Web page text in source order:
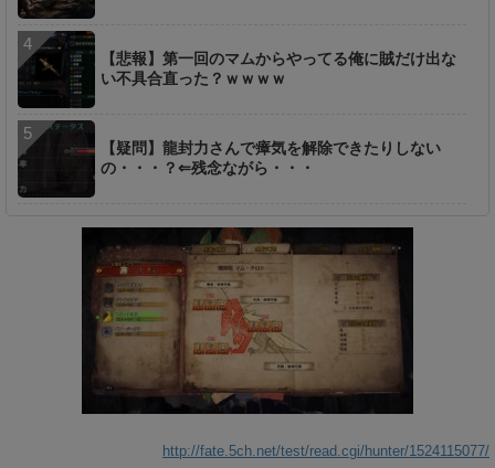
【悲報】第一回のマムからやってる俺に賊だけ出な
い不具合直った？ｗｗｗｗ
【疑問】龍封力さんで瘴気を解除できたりしない
の・・・？⇐残念ながら・・・
http://fate.5ch.net/test/read.cgi/hunter/1524115077/